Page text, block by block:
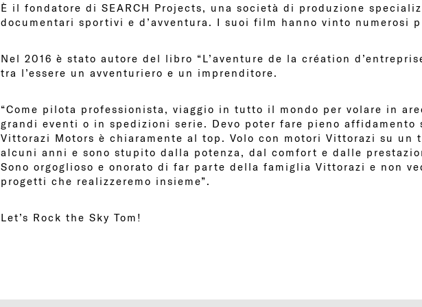
È il fondatore di SEARCH Projects, una società di produzione
documentari sportivi e d’avventura. I suoi film hanno vinto numerosi
Nel 2016 è stato autore del libro “L’aventure de la création
tra l’essere un avventuriero e un imprenditore.
“Come pilota professionista, viaggio in tutto il mondo per volare in
grandi eventi o in spedizioni serie. Devo poter fare pieno affidamento
Vittorazi Motors è chiaramente al top. Volo con motori Vittorazi su un
alcuni anni e sono stupito dalla potenza, dal comfort e dalle
Sono orgoglioso e onorato di far parte della famiglia Vittorazi e non
progetti che realizzeremo insieme”.
Let’s Rock the Sky Tom!